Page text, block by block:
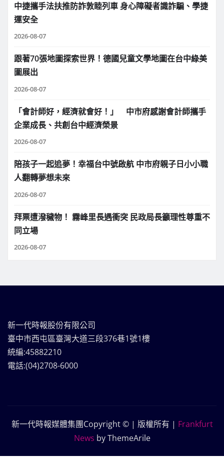
中捷攜手法扶推防詐敦睦列車 身心障礙者識詐騙、學捷
運安全
2026-08-07
跟著70張地圖探索世界！德國兒童文學地圖在台中綠美
圖展出
2026-08-07
「會計師好，經濟就會好！」 中市府感謝會計師攜手
企業成長、共創台中經濟榮景
2026-08-07
陪孩子一起追夢！幸福台中號啟航 中市府親子日小小職
人翻轉夢想未來
2026-08-07
拜票遭潑穢物！ 霧峰里長遇衝突 民政局長籲理性尊重不
同立場
2026-08-07
新一代時報股份有限公司
臺中市西屯區臺灣大道三段376巷1號1樓
統編:45882210
電話:(04)2708-6000
新一代時報媒體集團Copyright © | 版權所有 | Frankfurt
News by ThemeArile